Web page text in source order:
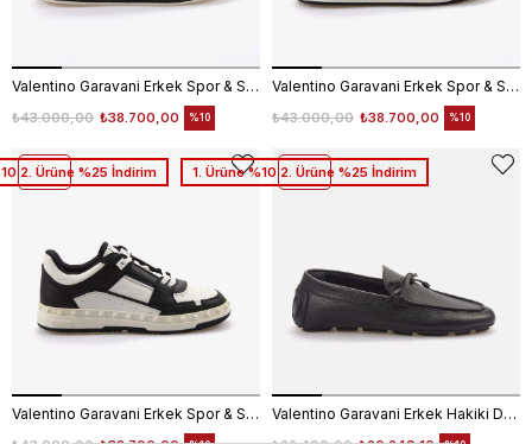
Valentino Garavani Erkek Spor & Sneaker Ayakkabı 7Y2S0E71
₺38.700,00
₺43.000,00 %10
Valentino Garavani Erkek Spor & Sneaker Ayakkabı 7Y2S0E71
₺38.700,00
₺43.000,00 %10
Valentino Garavani Erkek Spor & Sneaker Ayakkabı 7Y2S0H43
2. Ürüne %25 İndirim
Valentino Garavani Erkek Hakiki Deri Siyah Loafer Konforlu Ayakkabı
1. Ürüne %10 2. Ürüne %25 İndirim